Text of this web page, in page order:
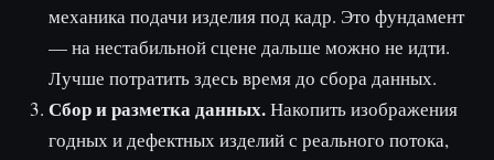
механика подачи изделия под кадр. Это фундамент
— на нестабильной сцене дальше можно не идти.
Лучше потратить здесь время до сбора данных.
Сбор и разметка данных.Накопить изображения
годных и дефектных изделий с реального потока,